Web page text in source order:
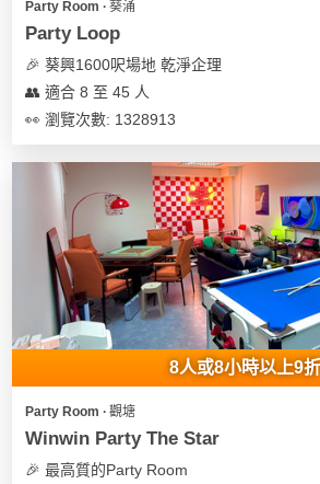
會
及
拍
BBQ
奇
玩
Party Room ∙ 葵涌
Party Loop
🎉 葵興1600呎場地 乾淨企理
👥 適合 8 至 45 人
👀 瀏覽次數: 1328913
8人或8小時以上9折
Party Room ∙ 觀塘
Winwin Party The Star
🎉 最高質的Party Room